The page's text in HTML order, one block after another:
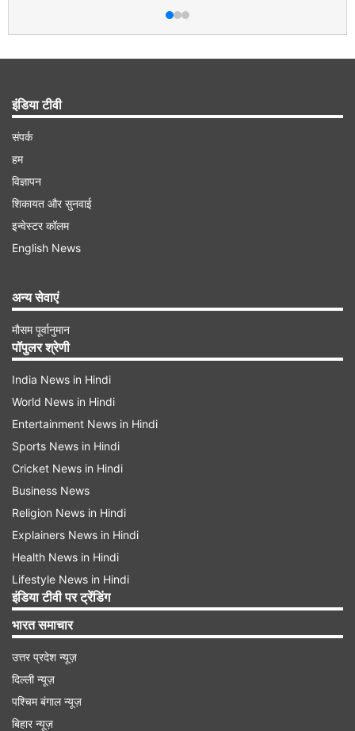
इंडिया टीवी
संपर्क
हम
विज्ञापन
शिकायत और सुनवाई
इन्वेस्टर कॉलम
English News
अन्य सेवाएं
मौसम पूर्वानुमान
पॉपुलर श्रेणी
India News in Hindi
World News in Hindi
Entertainment News in Hindi
Sports News in Hindi
Cricket News in Hindi
Business News
Religion News in Hindi
Explainers News in Hindi
Health News in Hindi
Lifestyle News in Hindi
इंडिया टीवी पर ट्रेंडिंग
भारत समाचार
उत्तर प्रदेश न्यूज़
दिल्ली न्यूज़
पश्चिम बंगाल न्यूज़
बिहार न्यूज़